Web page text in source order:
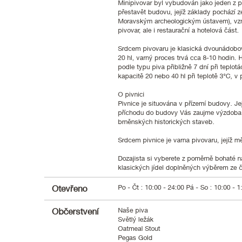
Minipivovar byl vybudován jako jeden z
přestavět budovu, jejíž základy pochází
Moravským archeologickým ústavem),
pivovar, ale i restaurační a hotelová část.
Srdcem pivovaru je klasická
20 hl, varný proces trvá cca 8-10 hodin.
podle typu piva přibližně 7 dní při
kapacitě 20 nebo 40 hl při teplotě 3°C,
O pivnici
Pivnice je situována v přízemí budovy.
příchodu do budovy Vás zaujme
brněnských historických staveb.
Srdcem pivnice je varna pivovaru, jejíž
Dozajista si vyberete z poměrně bohaté
klasických jídel doplněných výběrem ze
Otevřeno Po - Čt : 10:00 - 24:00 Pá - So : 10:00 -
Občerstvení
Naše piva
Světlý ležák
Oatmeal Stout
Pegas Gold